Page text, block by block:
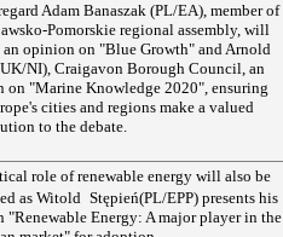
Adam Banaszak (PL/EA), member of
Pomorskie regional assembly, will
an opinion on "Blue Growth" and Arnold
NI), Craigavon Borough Council, an
on "Marine Knowledge 2020", ensuring
cities and regions make a valued
to the debate.
role of renewable energy will also be
as Witold Stępień(PL/EPP) presents his
"Renewable Energy: A major player in the